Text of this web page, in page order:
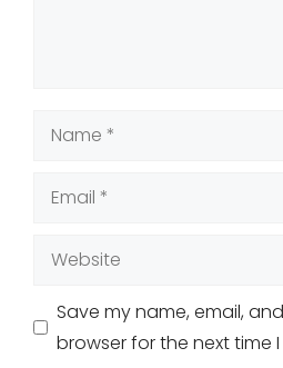
Name
Email
Website
Save my name, email,
browser for the next time